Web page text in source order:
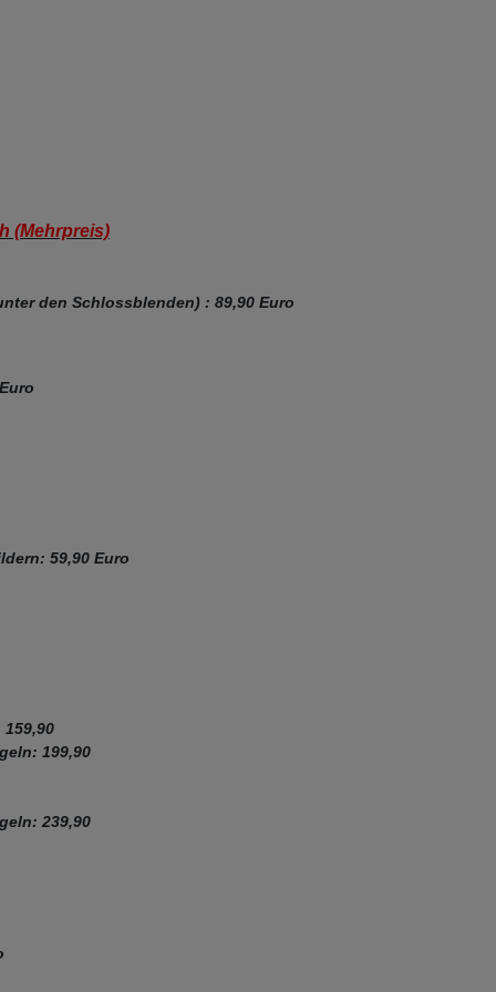
(Mehrpreis)
den Schlossblenden) : 89,90 Euro
59,90 Euro
199,90
239,90